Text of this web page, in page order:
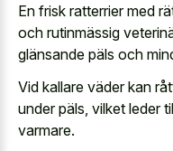
En frisk ratterrier med
och rutinmässig
glänsande päls och
Vid kallare väder kan
under päls, vilket leder
varmare.